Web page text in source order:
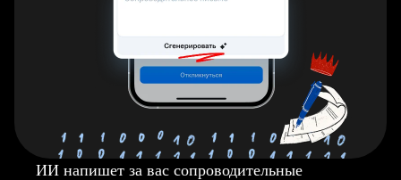
ИИ напишет за вас сопроводительные